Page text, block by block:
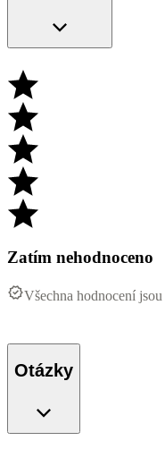
Zatím nehodnoceno
Všechna hodnocení jsou
Otázky